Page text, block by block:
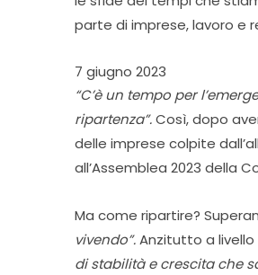
parte di imprese, lavoro e
7 giugno 2023
“C’è un tempo per
ripartenza”.Così, dopo
delle imprese colpite
all’Assemblea 2023 della
Ma come ripartire?
vivendo”.Anzitutto a
di stabilità e crescita che